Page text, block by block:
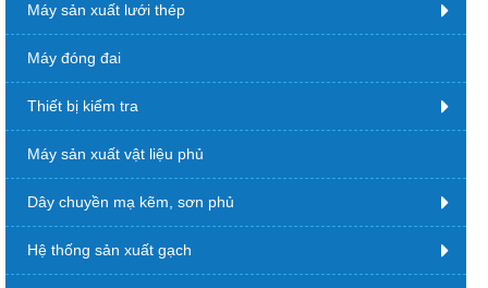
Máy sản xuất lưới thép
Máy đóng đai
Thiết bị kiểm tra
Máy sản xuất vật liệu phủ
Dây chuyền mạ kẽm, sơn phủ
Hệ thống sản xuất gạch